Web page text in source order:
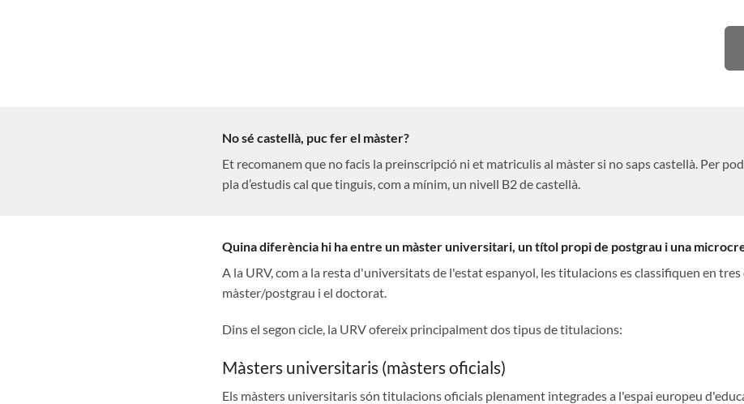
No sé castellà, puc fer el màster?
Et recomanem que no facis la preinscripció ni et matriculis al màster si no saps castellà. Per
pla d’estudis cal que tinguis, com a mínim, un nivell B2 de castellà.
Quina diferència hi ha entre un màster universitari, un títol propi de postgrau i una
A la URV, com a la resta d'universitats de l'estat espanyol, les titulacions es classifiquen en tres
màster/postgrau i el doctorat.
Dins el segon cicle, la URV ofereix principalment dos tipus de titulacions:
Màsters universitaris (màsters oficials)
Els màsters universitaris són titulacions oficials plenament integrades a l'espai europeu